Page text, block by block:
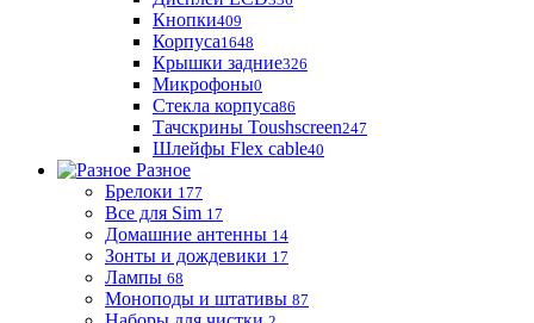
Кнопки409
Корпуса1648
Крышки задние326
Микрофоны0
Стекла корпуса86
Тачскрины Toushscreen247
Шлейфы Flex cable40
Разное
Брелоки 177
Все для Sim 17
Домашние антенны 14
Зонты и дождевики 17
Лампы 68
Моноподы и штативы 87